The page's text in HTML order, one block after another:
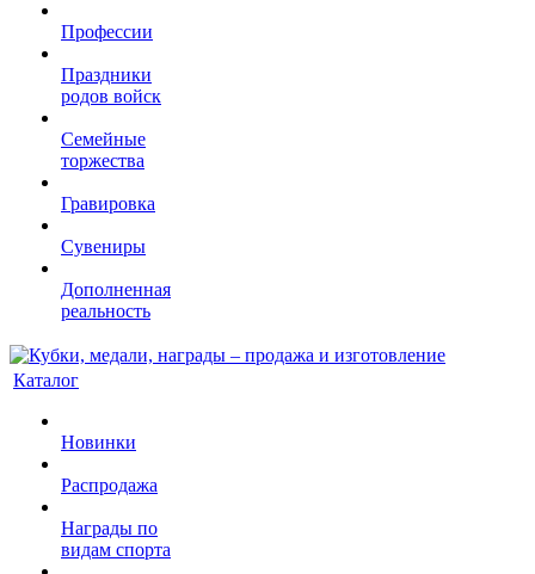
Профессии
Праздники
родов войск
Семейные
торжества
Гравировка
Сувениры
Дополненная
реальность
Каталог
Новинки
Распродажа
Награды по
видам спорта